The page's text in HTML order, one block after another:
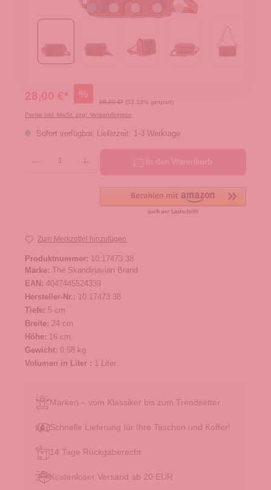
28,00 €* %
59,99 €* (53.33% gespart)
Preise inkl. MwSt. zzgl. Versandkosten
Sofort verfügbar, Lieferzeit: 1-3 Werktage
Zum Merkzettel hinzufügen
Produktnummer: 10.17473.38
Marke: The Skandinavian Brand
EAN: 4047445524339
Hersteller-Nr.: 10.17473.38
Tiefe: 5 cm
Breite: 24 cm
Höhe: 16 cm
Gewicht: 0,58 kg
Volumen in Liter : 1 Liter
Marken – vom Klassiker bis zum Trendsetter
Schnelle Lieferung für Ihre Taschen und Koffer!
14 Tage Rückgaberecht
Kostenloser Versand ab 20 EUR